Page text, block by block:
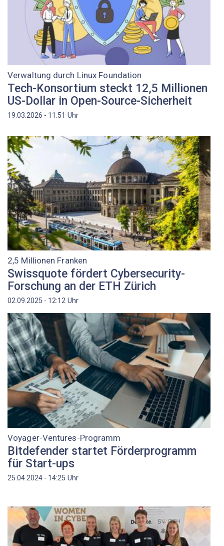
Verwaltung durch Linux Foundation
Tech-Konsortium steckt 12,5 Millionen
US-Dollar in Open-Source-Sicherheit
19.03.2026 - 11:51 Uhr
2,5 Millionen Franken
Swissquote fördert Cybersecurity-
Forschung an der ETH Zürich
02.09.2025 - 12:12 Uhr
Voyager-Ventures-Programm
Bitdefender startet Förderprogramm
für Start-ups
25.04.2024 - 14:25 Uhr